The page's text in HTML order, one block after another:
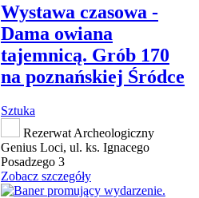
Wystawa czasowa -
Dama owiana
tajemnicą. Grób 170
na poznańskiej Śródce
Sztuka
Rezerwat Archeologiczny
Genius Loci, ul. ks. Ignacego
Posadzego 3
Zobacz szczegóły